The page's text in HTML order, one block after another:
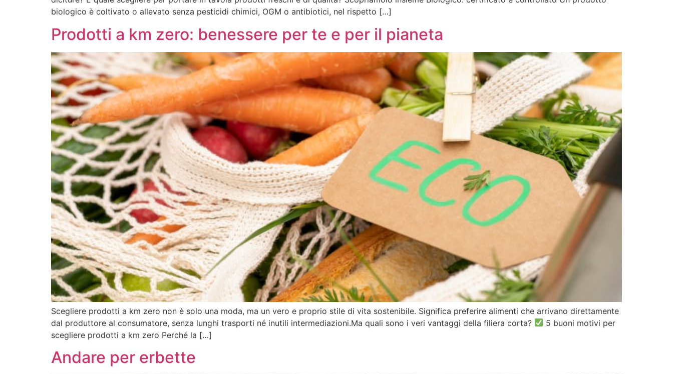
biologico è coltivato o allevato senza pesticidi chimici, OGM o antibiotici, nel rispetto […]
Prodotti a km zero: benessere per te e per il pianeta
Scegliere prodotti a km zero non è solo una moda, ma un vero e proprio stile di vita sostenibile. Significa preferire alimenti che arrivano direttamente
dal produttore al consumatore, senza lunghi trasporti né inutili intermediazioni.Ma quali sono i veri vantaggi della filiera corta?
5 buoni motivi per
scegliere prodotti a km zero Perché la […]
Andare per erbette